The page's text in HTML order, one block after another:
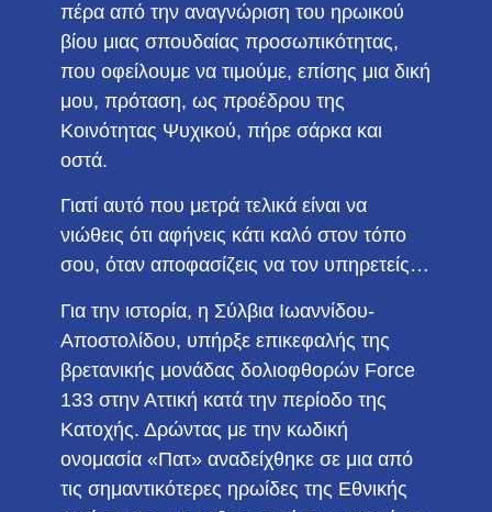
πέρα από την αναγνώριση του ηρωικού
βίου μιας σπουδαίας προσωπικότητας,
που οφείλουμε να τιμούμε, επίσης μια δική
μου, πρόταση, ως προέδρου της
Κοινότητας Ψυχικού, πήρε σάρκα και
οστά.
Γιατί αυτό που μετρά τελικά είναι να
νιώθεις ότι αφήνεις κάτι καλό στον τόπο
σου, όταν αποφασίζεις να τον υπηρετείς…
Για την ιστορία, η Σύλβια Ιωαννίδου-
Αποστολίδου, υπήρξε επικεφαλής της
βρετανικής μονάδας δολιοφθορών Force
133 στην Αττική κατά την περίοδο της
Κατοχής. Δρώντας με την κωδική
ονομασία «Πατ» αναδείχθηκε σε μια από
τις σημαντικότερες ηρωίδες της Εθνικής